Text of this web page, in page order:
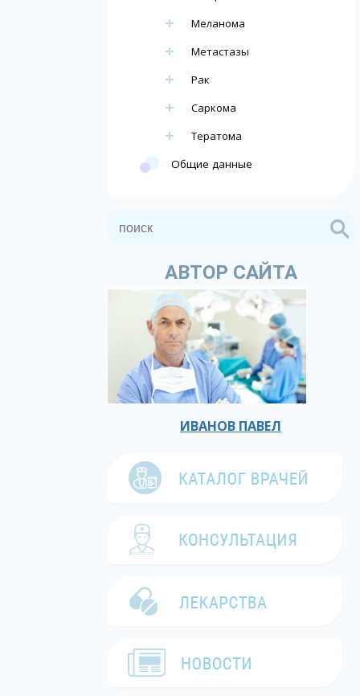
Меланома
Метастазы
Рак
Саркома
Тератома
Общие данные
АВТОР САЙТА
ИВАНОВ ПАВЕЛ